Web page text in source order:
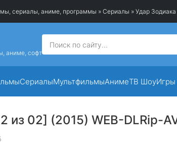
сериалы, аниме, программы » Сериалы » Удар
аниме, софт
СериалыМультфильмыАнимеТВ ШоуИгры
из 02] (2015) WEB-DLRip-